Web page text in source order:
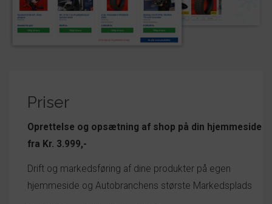
Priser
Oprettelse og opsætning af shop på din hjemmeside
fra Kr. 3.999,-
Drift og markedsføring af dine produkter på egen
hjemmeside og Autobranchens største Markedsplads